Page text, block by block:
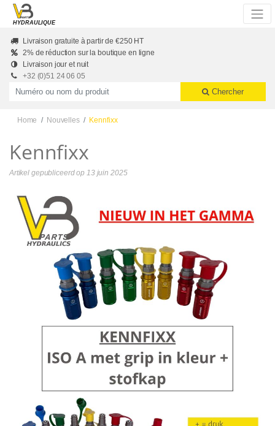
Skip to main content
HYDRAULIQUE
Livraison gratuite à partir de €250 HT
2% de réduction sur la boutique en ligne
Livraison jour et nuit
+32 (0)51 24 06 05
Productnummer of naam
Chercher
Home Nouvelles Kennfixx
Kennfixx
Artikel gepubliceerd op 13 juin 2025